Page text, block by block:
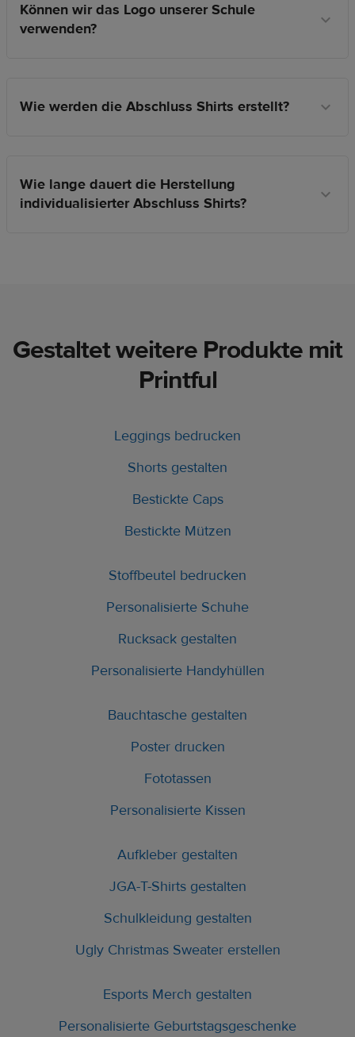
Können wir das Logo unserer Schule
verwenden?
Wie werden die Abschluss Shirts erstellt?
Wie lange dauert die Herstellung
individualisierter Abschluss Shirts?
Gestaltet weitere Produkte mit
Printful
Leggings bedrucken
Shorts gestalten
Bestickte Caps
Bestickte Mützen
Stoffbeutel bedrucken
Personalisierte Schuhe
Rucksack gestalten
Personalisierte Handyhüllen
Bauchtasche gestalten
Poster drucken
Fototassen
Personalisierte Kissen
Aufkleber gestalten
JGA-T-Shirts gestalten
Schulkleidung gestalten
Ugly Christmas Sweater erstellen
Esports Merch gestalten
Personalisierte Geburtstagsgeschenke